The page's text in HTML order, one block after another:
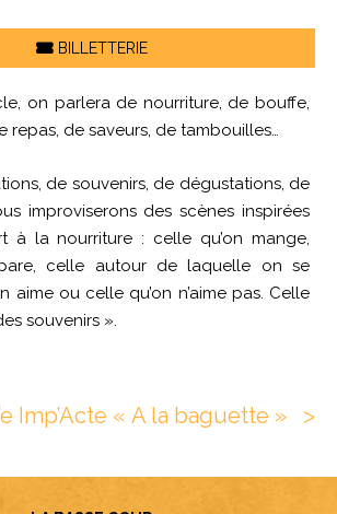
BILLETTERIE
on parlera de nourriture, de bouffe,
repas, de saveurs, de tambouilles…
de souvenirs, de dégustations, de
improviserons des scènes inspirées
à la nourriture : celle qu’on mange,
celle autour de laquelle on se
aime ou celle qu’on n’aime pas. Celle
souvenirs ».
Imp’Acte « A la baguette » ᐳ